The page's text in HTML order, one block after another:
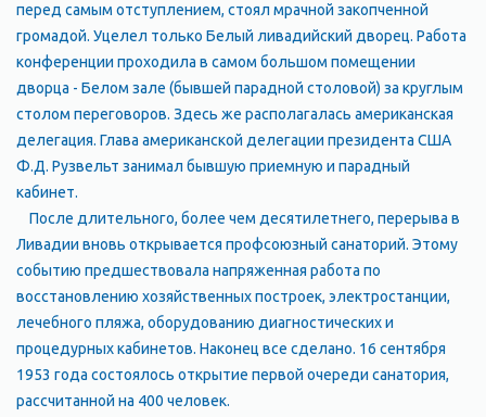
перед самым отступлением, стоял мрачной закопченной
громадой. Уцелел только Белый ливадийский дворец. Работа
конференции проходила в самом большом помещении
дворца - Белом зале (бывшей парадной столовой) за круглым
столом переговоров. Здесь же располагалась американская
делегация. Глава американской делегации президента США
Ф.Д. Рузвельт занимал бывшую приемную и парадный
кабинет.
После длительного, более чем десятилетнего, перерыва в
Ливадии вновь открывается профсоюзный санаторий. Этому
событию предшествовала напряженная работа по
восстановлению хозяйственных построек, электростанции,
лечебного пляжа, оборудованию диагностических и
процедурных кабинетов. Наконец все сделано. 16 сентября
1953 года состоялось открытие первой очереди санатория,
рассчитанной на 400 человек.